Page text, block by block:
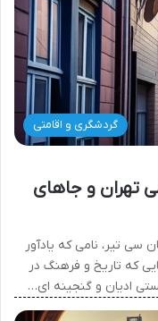
گردشگری و اقامتی
تهران و جاهای
سی تیر، نامی که یادآور
که تاریخ و فرهنگ در
ادیان و گنجینه ای…